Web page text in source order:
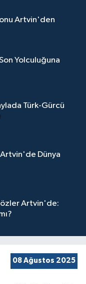
Artvin'den
Son Yolculuğuna
Türk-Gürcü
Dünya
Artvin'de:
08 Ağustos 2025